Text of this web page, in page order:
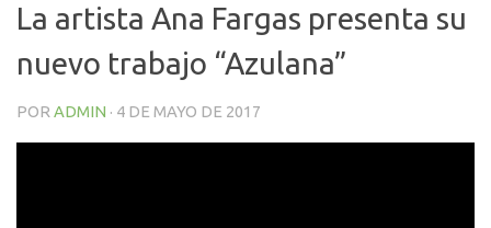
La artista Ana Fargas presenta su
nuevo trabajo “Azulana”
POR ADMIN · 4 DE MAYO DE 2017